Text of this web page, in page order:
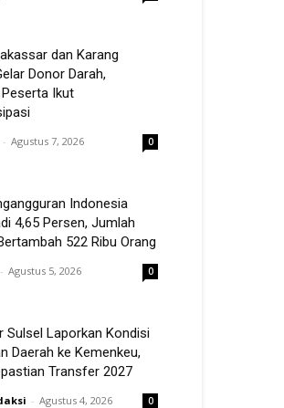
dan Karang
Donor Darah,
Ikut
- Agustus 7, 2026 0
Indonesia
4,65 Persen, Jumlah
522 Ribu Orang
- Agustus 5, 2026 0
Sulsel Laporkan Kondisi
Daerah ke Kemenkeu,
Transfer 2027
- Agustus 4, 2026 0